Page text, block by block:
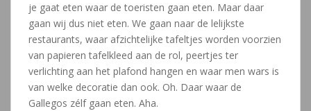
je gaat eten waar de toeristen gaan eten. Maar daar
gaan wij dus niet eten. We gaan naar de lelijkste
restaurants, waar afzichtelijke tafeltjes worden voorzien
van papieren tafelkleed aan de rol, peertjes ter
verlichting aan het plafond hangen en waar men wars is
van welke decoratie dan ook. Oh. Daar waar de
Gallegos zélf gaan eten. Aha.